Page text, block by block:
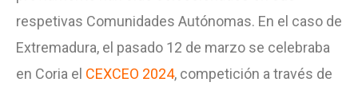
respetivas Comunidades Autónomas. En el caso de
Extremadura, el pasado 12 de marzo se celebraba
en Coria el CEXCEO 2024, competición a través de